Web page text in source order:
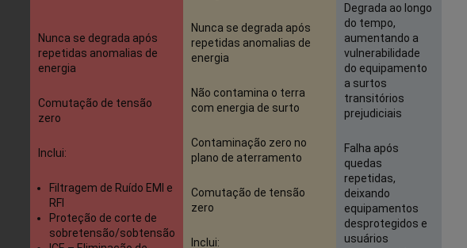
Nunca se degrada após
repetidas anomalias de
energia
Comutação de tensão
zero
Inclui:
Filtragem de Ruído EMI e
RFI
Proteção de corte de
sobretensão/sobtensão
Nunca se degrada após
repetidas anomalias de
energia
Não contamina o terra
com energia de surto
Contaminação zero no
plano de aterramento
Comutação de tensão
zero
Inclui:
Degrada ao longo
do tempo,
aumentando a
vulnerabilidade
do equipamento
a surtos
transitórios
prejudiciais
Falha após
quedas
repetidas,
deixando
equipamentos
desprotegidos e
usuários